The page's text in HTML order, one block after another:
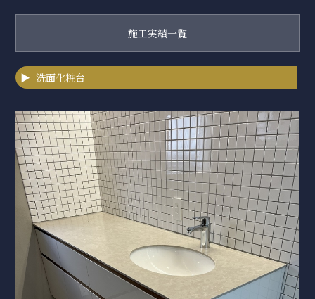
施工実績一覧
オーダーメイドキッチン
キッチンリフォーム
洗面化粧台
洗面化粧台